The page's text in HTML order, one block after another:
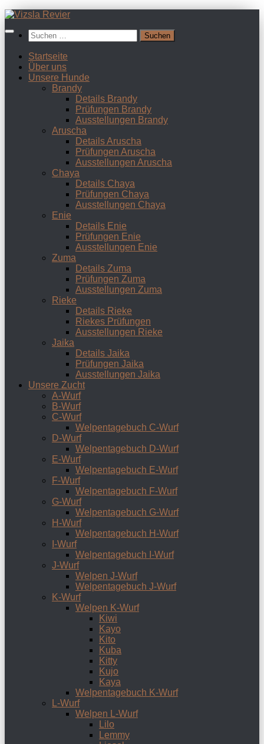
Zum
springenSuchen
nach:
Startseite
Über uns
Unsere Hunde
Brandy
Details Brandy
Prüfungen Brandy
Ausstellungen Brandy
Aruscha
Details Aruscha
Prüfungen Aruscha
Ausstellungen Aruscha
Chaya
Details Chaya
Prüfungen Chaya
Ausstellungen Chaya
Enie
Details Enie
Prüfungen Enie
Ausstellungen Enie
Zuma
Details Zuma
Prüfungen Zuma
Ausstellungen Zuma
Rieke
Details Rieke
Riekes Prüfungen
Ausstellungen Rieke
Jaika
Details Jaika
Prüfungen Jaika
Ausstellungen Jaika
Unsere Zucht
A-Wurf
B-Wurf
C-Wurf
Welpentagebuch C-Wurf
D-Wurf
Welpentagebuch D-Wurf
E-Wurf
Welpentagebuch E-Wurf
F-Wurf
Welpentagebuch F-Wurf
G-Wurf
Welpentagebuch G-Wurf
H-Wurf
Welpentagebuch H-Wurf
I-Wurf
Welpentagebuch I-Wurf
J-Wurf
Welpen J-Wurf
Welpentagebuch J-Wurf
K-Wurf
Welpen K-Wurf
Kiwi
Kayo
Kito
Kuba
Kitty
Kujo
Kaya
Welpentagebuch K-Wurf
L-Wurf
Welpen L-Wurf
Lilo
Lemmy